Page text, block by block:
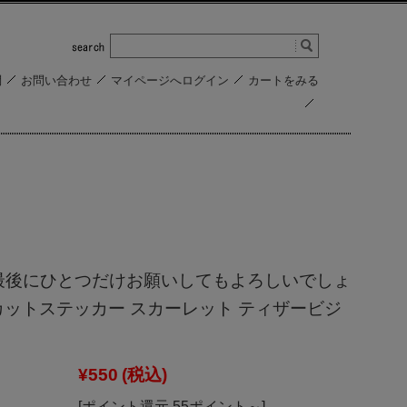
お問い合わせ マイページへログイン カートをみる
にひとつだけお願いしてもよろしいでしょ
トステッカー スカーレット ティザービジ
¥550 (税込)